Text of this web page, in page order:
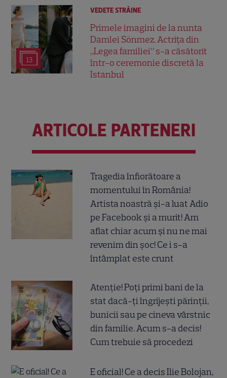
13
VEDETE STRĂINE
Primele imagini de la nunta
Damlei Sönmez. Actrița din
„Legea familiei” s-a căsătorit
într-o ceremonie discretă la
Istanbul
ARTICOLE PARTENERI
Tragedia înfiorătoare a
momentului în România!
Artista noastră și-a luat Adio
pe Facebook și a murit! Am
aflat chiar acum și nu ne mai
revenim din șoc! Ce i s-a
întâmplat este crunt
Atenție! Poți primi bani de la
stat dacă-ți îngrijești părinții,
bunicii sau pe cineva vârstnic
din familie. Acum s-a decis!
Cum trebuie să procedezi
E oficial! Ce a decis Ilie Bolojan,